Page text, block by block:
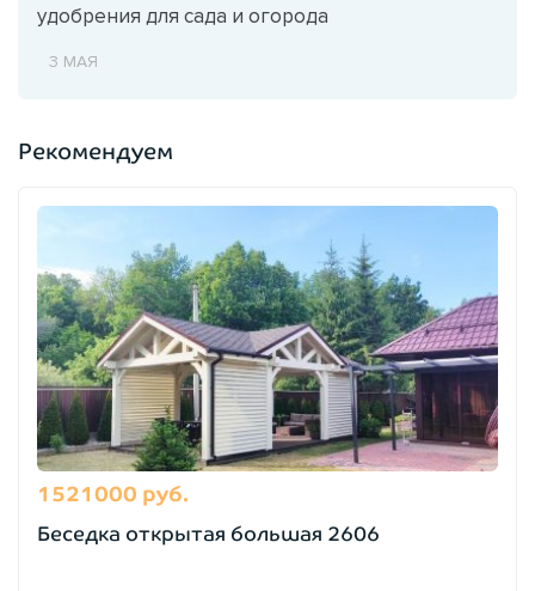
удобрения для сада и огорода
3 МАЯ
Рекомендуем
1521000 руб.
Беседка открытая большая 2606